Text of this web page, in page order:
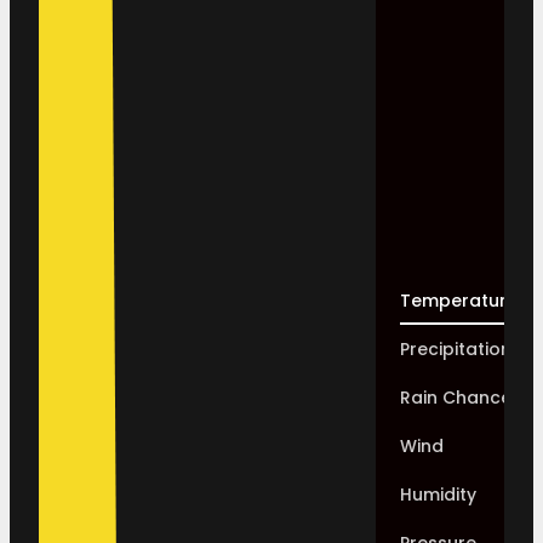
Temperature
Precipitation
Rain Chance
Wind
Humidity